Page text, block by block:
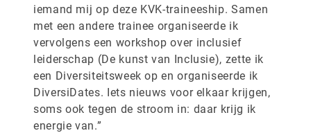
iemand mij op deze KVK-traineeship. Samen
met een andere trainee organiseerde ik
vervolgens een workshop over inclusief
leiderschap (De kunst van Inclusie), zette ik
een Diversiteitsweek op en organiseerde ik
DiversiDates. Iets nieuws voor elkaar krijgen,
soms ook tegen de stroom in: daar krijg ik
energie van.”